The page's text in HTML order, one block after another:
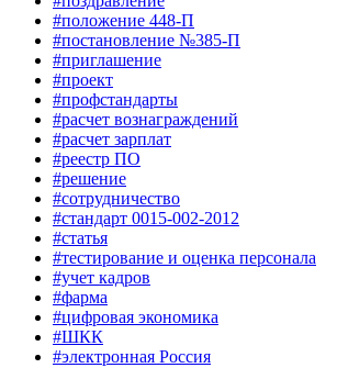
#положение 448-П
#постановление №385-П
#приглашение
#проект
#профстандарты
#расчет вознаграждений
#расчет зарплат
#реестр ПО
#решение
#сотрудничество
#стандарт 0015-002-2012
#статья
#тестирование и оценка персонала
#учет кадров
#фарма
#цифровая экономика
#ШКК
#электронная Россия